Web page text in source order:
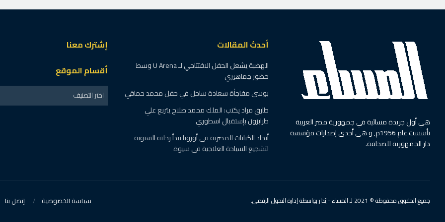
هي أول جريدة مسائية في جمهورية مصر العربية
تأسست عام 1956م, و هي أحدى إصدارات مؤسسة
دار الجمهورية للصحافة.
أحدث المقالات
الهضبة يشعل الحفل الافتتاحي لـ U Arena وسط
حضور جماهيري
بوسي مفاجأة سعادة ساحل في حفل محمد حماقي
طارق مراد يكتب: الملك محمد صلاح يتربع علي
طرابزون بإستقبال اسطوري
أتحاد الكيانات المصرية فى أوروبا يبدأ رحلته السنوية
لتشجيع السياحة العلاجية فى سيوة
إشترك معنا
أقسام الموقع
اختر التصنيف
سياسة الخصوصية إتصل بنا جميع الحقوق محفوظة © 2021 لـ المساء - يُدار بواسطة إدارة التحول الرقمي.